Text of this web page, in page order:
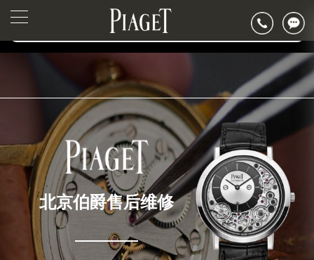
▲
▼
2026年6月北京市伯爵官方售后客户服务热线：400-882-0752
2026年6月伯爵售后服务中心最新网点地址：
北京市东城区东长安街1号东方广场写字楼W3座6层602室（需提前预约）
北京市朝阳区建国门外大街甲6号华熙国际中心写字楼D座11层1102室（需提前预约）
北京市朝阳区建国门外大街甲6号华熙国际中心D座11层1102室伯爵售后服务中心（需提前预约）
北京市东城区东长安街1号王府井东方广场W3座6层602室伯爵售后服务中心（需提前预约）
节假日正常营业！
北京伯爵售后维修